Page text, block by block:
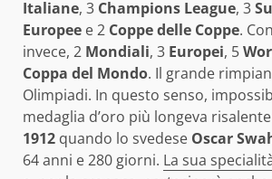
Italiane, 3 Champions League, 3
Europee e 2 Coppe delle Coppe.
invece, 2 Mondiali, 3 Europei, 5
Coppa del Mondo. Il grande
Olimpiadi. In questo senso,
medaglia d’oro più longeva
1912 quando lo svedese Oscar
64 anni e 280 giorni. La sua